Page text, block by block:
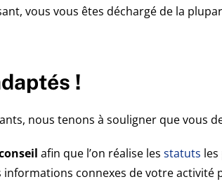
vous vous êtes déchargé de la
!
nous tenons à souligner que vous
afin que l’on réalise les statuts
connexes de votre activité